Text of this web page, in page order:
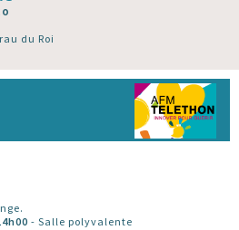
du Roi
- Salle polyvalente